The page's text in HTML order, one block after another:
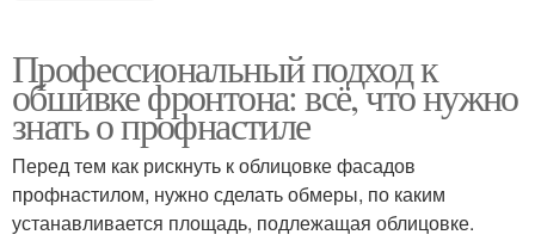
Профессиональный подход к
обшивке фронтона: всё, что нужно
знать о профнастиле
Перед тем как рискнуть к облицовке фасадов
профнастилом, нужно сделать обмеры, по каким
устанавливается площадь, подлежащая облицовке.